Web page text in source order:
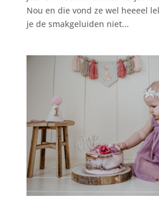
Nou en die vond ze wel heeeel
je de smakgeluiden niet...